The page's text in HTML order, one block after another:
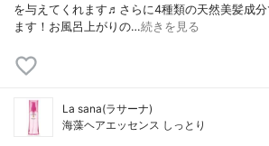
を与えてくれます♬︎さらに4種類の天然美髪成
ます！お風呂上がりの…続きを見る
La sana(ラサーナ)
海藻ヘアエッセンス しっとり